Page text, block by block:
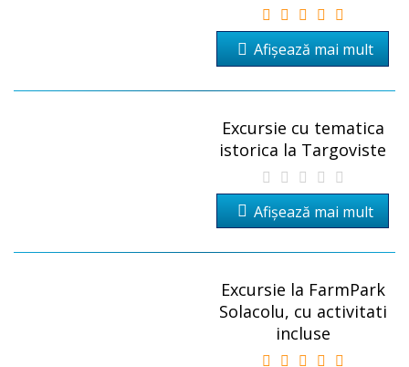
Afișează mai mult
Excursie cu tematica
istorica la Targoviste
Afișează mai mult
Excursie la FarmPark
Solacolu, cu activitati
incluse